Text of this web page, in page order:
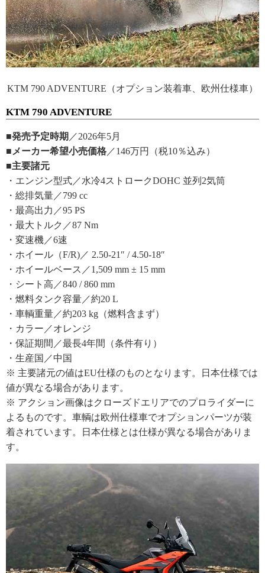
KTM 790 ADVENTURE（オプション装着車、欧州仕様車）
KTM 790 ADVENTURE
■発売予定時期 ／2026年5月
■メーカー希望小売価格 ／146万円（税10％込み）
■主要諸元
・エンジン型式／水冷4ストロークDOHC 並列2気筒
・総排気量／799 cc
・最高出力／95 PS
・最大トルク／87 Nm
・変速機／6速
・ホイール（F/R)／ 2.50-21″ / 4.50-18″
・ホイールベース／1,509 mm ± 15 mm
・シート高／840 / 860 mm
・燃料タンク容量／約20 L
・車輌重量／約203 kg（燃料含まず）
・カラー／オレンジ
・保証期間／最長4年間（条件有り）
・生産国／中国
※ 主要諸元の値はEU仕様のものとなります。日本仕様では
値が異なる場合があります。
※ アクション画像はクローズドエリアでのプロライダーに
よるものです。車輌は欧州仕様車でオプションパーツが装
着されています。日本仕様とは仕様が異なる場合がありま
す。